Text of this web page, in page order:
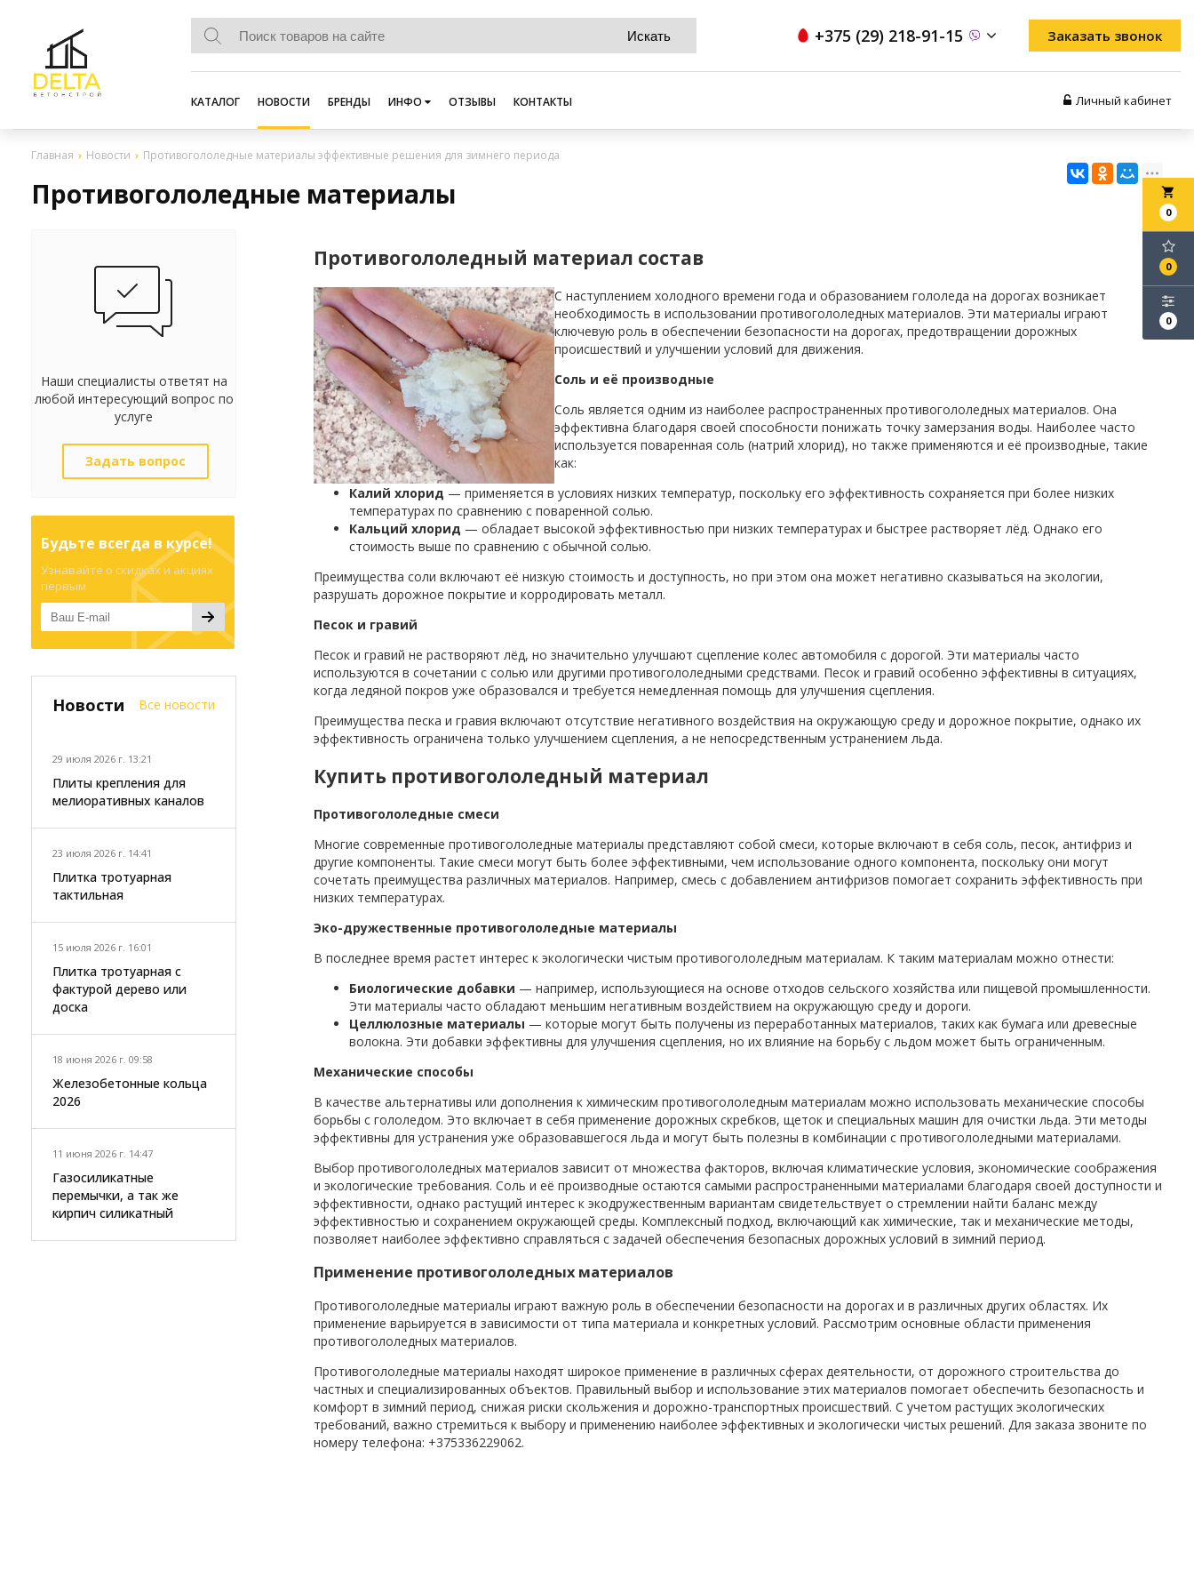
+375 (29) 218-91-15 Заказать звонок
КАТАЛОГ НОВОСТИ БРЕНДЫ ИНФО ОТЗЫВЫ КОНТАКТЫ Личный кабинет
Главная Новости Противогололедные материалы эффективные решения для зимнего периода
Противогололедные материалы local_grocery_store
0
0
0
Наши специалисты ответят на
любой интересующий вопрос по
услуге
Задать вопрос
Будьте всегда в курсе!
Узнавайте о скидках и акциях
первым
Новости Все новости
29 июля 2026 г. 13:21
Плиты крепления для
мелиоративных каналов
23 июля 2026 г. 14:41
Плитка тротуарная
тактильная
15 июля 2026 г. 16:01
Плитка тротуарная с
фактурой дерево или
доска
18 июня 2026 г. 09:58
Железобетонные кольца
2026
11 июня 2026 г. 14:47
Газосиликатные
перемычки, а так же
кирпич силикатный
Противогололедный материал состав
С наступлением холодного времени года и образованием гололеда на дорогах возникает
необходимость в использовании противогололедных материалов. Эти материалы играют
ключевую роль в обеспечении безопасности на дорогах, предотвращении дорожных
происшествий и улучшении условий для движения.
Соль и её производные
Соль является одним из наиболее распространенных противогололедных материалов. Она
эффективна благодаря своей способности понижать точку замерзания воды. Наиболее часто
используется поваренная соль (натрий хлорид), но также применяются и её производные, такие
как:
Калий хлорид — применяется в условиях низких температур, поскольку его эффективность сохраняется при более низких
температурах по сравнению с поваренной солью.
Кальций хлорид — обладает высокой эффективностью при низких температурах и быстрее растворяет лёд. Однако его
стоимость выше по сравнению с обычной солью.
Преимущества соли включают её низкую стоимость и доступность, но при этом она может негативно сказываться на экологии,
разрушать дорожное покрытие и корродировать металл.
Песок и гравий
Песок и гравий не растворяют лёд, но значительно улучшают сцепление колес автомобиля с дорогой. Эти материалы часто
используются в сочетании с солью или другими противогололедными средствами. Песок и гравий особенно эффективны в ситуациях,
когда ледяной покров уже образовался и требуется немедленная помощь для улучшения сцепления.
Преимущества песка и гравия включают отсутствие негативного воздействия на окружающую среду и дорожное покрытие, однако их
эффективность ограничена только улучшением сцепления, а не непосредственным устранением льда.
Купить противогололедный материал
Противогололедные смеси
Многие современные противогололедные материалы представляют собой смеси, которые включают в себя соль, песок, антифриз и
другие компоненты. Такие смеси могут быть более эффективными, чем использование одного компонента, поскольку они могут
сочетать преимущества различных материалов. Например, смесь с добавлением антифризов помогает сохранить эффективность при
низких температурах.
Эко-дружественные противогололедные материалы
В последнее время растет интерес к экологически чистым противогололедным материалам. К таким материалам можно отнести:
Биологические добавки — например, использующиеся на основе отходов сельского хозяйства или пищевой промышленности.
Эти материалы часто обладают меньшим негативным воздействием на окружающую среду и дороги.
Целлюлозные материалы — которые могут быть получены из переработанных материалов, таких как бумага или древесные
волокна. Эти добавки эффективны для улучшения сцепления, но их влияние на борьбу с льдом может быть ограниченным.
Механические способы
В качестве альтернативы или дополнения к химическим противогололедным материалам можно использовать механические способы
борьбы с гололедом. Это включает в себя применение дорожных скребков, щеток и специальных машин для очистки льда. Эти методы
эффективны для устранения уже образовавшегося льда и могут быть полезны в комбинации с противогололедными материалами.
Выбор противогололедных материалов зависит от множества факторов, включая климатические условия, экономические соображения
и экологические требования. Соль и её производные остаются самыми распространенными материалами благодаря своей доступности и
эффективности, однако растущий интерес к экодружественным вариантам свидетельствует о стремлении найти баланс между
эффективностью и сохранением окружающей среды. Комплексный подход, включающий как химические, так и механические методы,
позволяет наиболее эффективно справляться с задачей обеспечения безопасных дорожных условий в зимний период.
Применение противогололедных материалов
Противогололедные материалы играют важную роль в обеспечении безопасности на дорогах и в различных других областях. Их
применение варьируется в зависимости от типа материала и конкретных условий. Рассмотрим основные области применения
противогололедных материалов.
Противогололедные материалы находят широкое применение в различных сферах деятельности, от дорожного строительства до
частных и специализированных объектов. Правильный выбор и использование этих материалов помогает обеспечить безопасность и
комфорт в зимний период, снижая риски скольжения и дорожно-транспортных происшествий. С учетом растущих экологических
требований, важно стремиться к выбору и применению наиболее эффективных и экологически чистых решений. Для заказа звоните по
номеру телефона: +375336229062.